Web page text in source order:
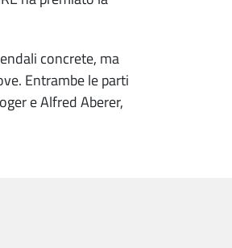
concrete, ma
Entrambe le parti
e Alfred Aberer,